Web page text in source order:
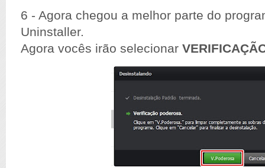
6 - Agora chegou a melhor parte do
Uninstaller.
Agora vocês irão selecionar